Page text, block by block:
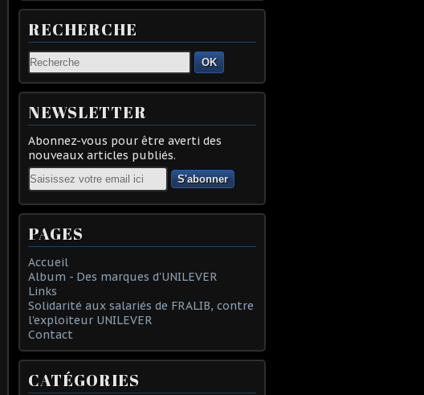
RECHERCHE
OK
NEWSLETTER
Abonnez-vous pour être averti des
nouveaux articles publiés.
Email
PAGES
Accueil
Album - Des marques d'UNILEVER
Links
Solidarité aux salariés de FRALIB, contre
l'exploiteur UNILEVER
Contact
CATÉGORIES